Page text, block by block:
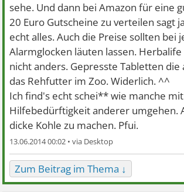
sehe. Und dann bei Amazon für eine
20 Euro Gutscheine zu verteilen sagt
echt alles. Auch die Preise sollten bei
Alarmglocken läuten lassen.
nicht anders. Gepresste Tabletten die
das Rehfutter im Zoo. Widerlich. ^^
Ich find's echt schei** wie manche
Hilfebedürftigkeit anderer umgehen.
dicke Kohle zu machen. Pfui.
13.06.2014 00:02 •
Zum Beitrag im Thema ↓